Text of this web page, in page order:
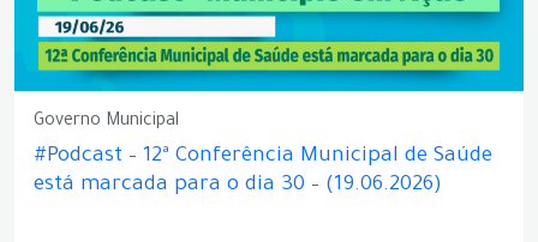
Governo Municipal
#Podcast – 12ª Conferência Municipal de Saúde
está marcada para o dia 30 – (19.06.2026)